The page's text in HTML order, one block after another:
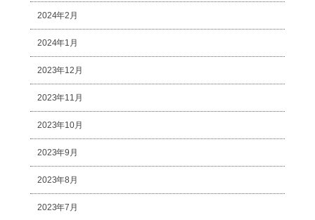
2024年2月
2024年1月
2023年12月
2023年11月
2023年10月
2023年9月
2023年8月
2023年7月